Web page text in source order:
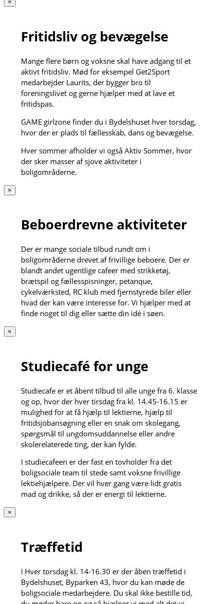
×
Fritidsliv og bevægelse
Mange flere børn og voksne skal have adgang til et
aktivt fritidsliv. Mød for eksempel Get2Sport
medarbejder Laurits, der bygger bro til
foreningslivet og gerne hjælper med at lave et
fritidspas.
GAME girlzone finder du i Bydelshuset hver torsdag,
hvor der er plads til fællesskab, dans og bevægelse.
Hver sommer afholder vi også Aktiv Sommer, hvor
der sker masser af sjove aktiviteter i
boligområderne.
×
Beboerdrevne aktiviteter
Der er mange sociale tilbud rundt om i
boligområderne drevet af frivillige beboere. Der er
blandt andet ugentlige cafeer med strikketøj,
brætspil og fællesspisninger, petanque,
cykelværksted, RC klub med fjernstyrede biler eller
hvad der kan være interesse for. Vi hjælper med at
finde noget til dig eller sætte din idé i søen.
×
Studiecafé for unge
Studiecafe er et åbent tilbud til alle unge fra 6. klasse
og op, hvor der hver tirsdag fra kl. 14.45-16.15 er
mulighed for at få hjælp til lektierne, hjælp til
fritidsjobansøgning eller en snak om skolegang,
spørgsmål til ungdomsuddannelse eller andre
skolerelaterede ting, der kan fylde.
I studiecafeen er der fast en tovholder fra det
boligsociale team til stede samt voksne frivillige
lektiehjælpere. Der vil hver gang være lidt gratis
mad og drikke, så der er energi til lektierne.
×
Træffetid
I Hver torsdag kl. 14-16.30 er der åben træffetid i
Bydelshuset, Byparken 43, hvor du kan møde de
boligsociale medarbejdere. Du skal ikke bestille tid,